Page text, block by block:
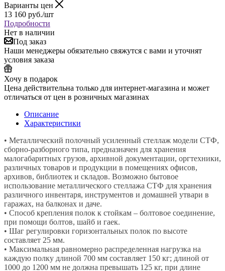
Варианты цен
13 160 руб./шт
Подробности
Нет в наличии
Под заказ
Наши менеджеры обязательно свяжутся с вами и уточнят
условия заказа
Хочу в подарок
Цена действительна только для интернет-магазина и может
отличаться от цен в розничных магазинах
Описание
Характеристики
• Металлический полочный усиленный стеллаж модели СТФ,
сборно-разборного типа, предназначен для хранения
малогабаритных грузов, архивной документации, оргтехники,
различных товаров и продукции в помещениях офисов,
архивов, библиотек и складов. Возможно бытовое
использование металлического стеллажа СТФ для хранения
различного инвентаря, инструментов и домашней утвари в
гаражах, на балконах и даче.
• Способ крепления полок к стойкам – болтовое соединение,
при помощи болтов, шайб и гаек.
• Шаг регулировки горизонтальных полок по высоте
составляет 25 мм.
• Максимальная равномерно распределенная нагрузка на
каждую полку длиной 700 мм составляет 150 кг; длиной от
1000 до 1200 мм не должна превышать 125 кг, при длине